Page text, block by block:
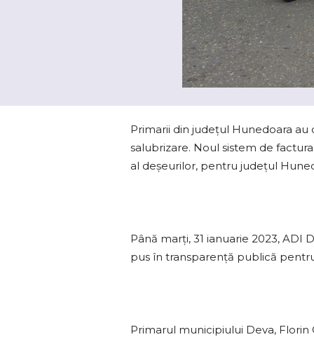
Primarii din judeţul Hunedoara au
salubrizare. Noul sistem de
al deşeurilor, pentru judeţul
Până marți, 31 ianuarie 2023,
pus în transparență publică
Primarul municipiului Deva,